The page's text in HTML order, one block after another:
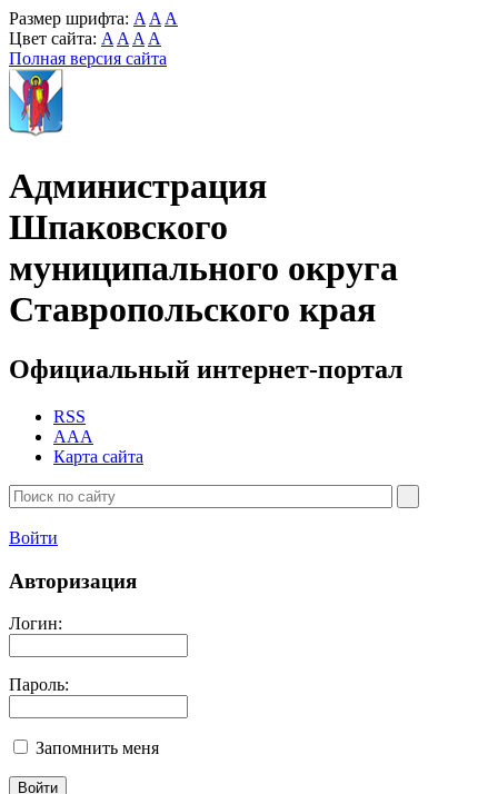
Размер шрифта: A A A
Цвет сайта: A A A A
Полная версия сайта
Администрация
Шпаковского
муниципального округа
Ставропольского края
Официальный интернет-портал
RSS
AAA
Карта сайта
Войти
Авторизация
Логин:
Пароль:
Запомнить меня